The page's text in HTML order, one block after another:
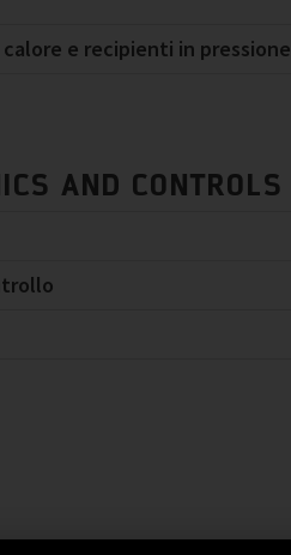
e recipienti in pressione
AND CONTROLS